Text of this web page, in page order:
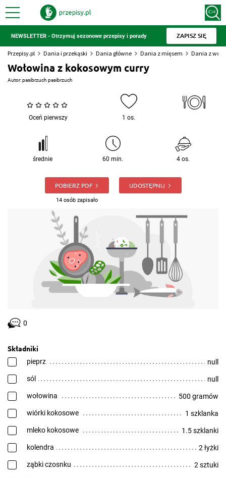
NEWSLETTER - Otrzymuj sezonowe przepisy i porady ZAPISZ SIĘ
Przepisy.pl Dania i przekąski Dania główne Dania z mięsem Dania z
Wołowina z kokosowym curry
Autor:pasibrzuch pasibrzuch
Oceń pierwszy 1 os.
średnie 60 min. 4 os.
POBIERZ PDF
14 osób zapisało
UDOSTĘPNIJ
0
Składniki
pieprz null
sól null
wołowina 500 gramów
wiórki kokosowe 1 szklanka
mleko kokosowe 1.5 szklanki
kolendra 2 łyżki
ząbki czosnku 2 sztuki